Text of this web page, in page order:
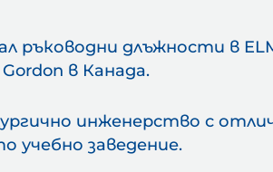
ръководни длъжности в
в Канада.
инженерство с
учебно заведение.